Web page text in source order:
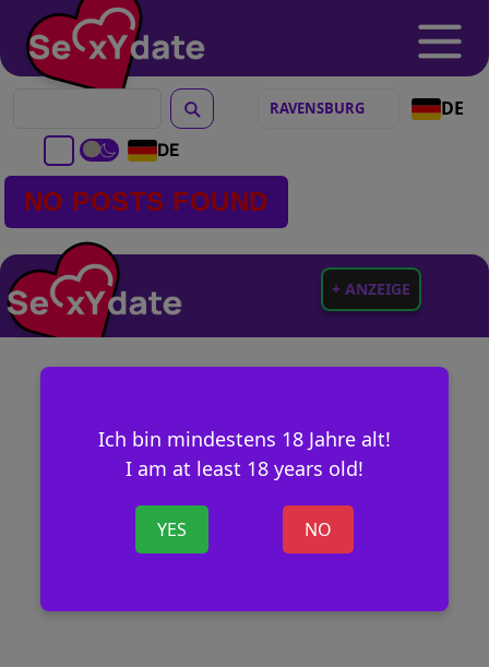
DE
DE
Ich bin mindestens 18 Jahre alt!
I am at least 18 years old!
YES NO
NO POSTS FOUND
+ ANZEIGE